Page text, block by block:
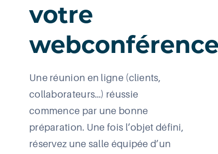
votre
Une réunion en ligne (clients,
collaborateurs…) réussie
commence par une bonne
préparation. Une fois l’objet défini,
réservez une salle équipée d’un